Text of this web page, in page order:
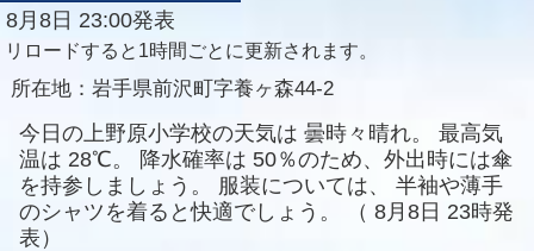
8月8日 23:00発表
リロードすると1時間ごとに更新されます。
所在地： 岩手県前沢町字養ヶ森44-2
今日の上野原小学校の天気は 曇時々晴れ。
最高気
温は 28℃。 降水確率は 50％のため、外出時には傘
を持参しましょう。
服装については、
半袖や薄手
のシャツを着ると快適でしょう。
（ 8月8日 23時発
表）